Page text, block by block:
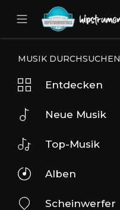
UA-36237165-1
MUSIK DURCHSUCHEN
Entdecken
Neue Musik
Top-Musik
Alben
Scheinwerfer